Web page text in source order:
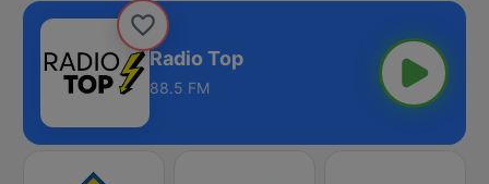
Radio Top
88.5 FM